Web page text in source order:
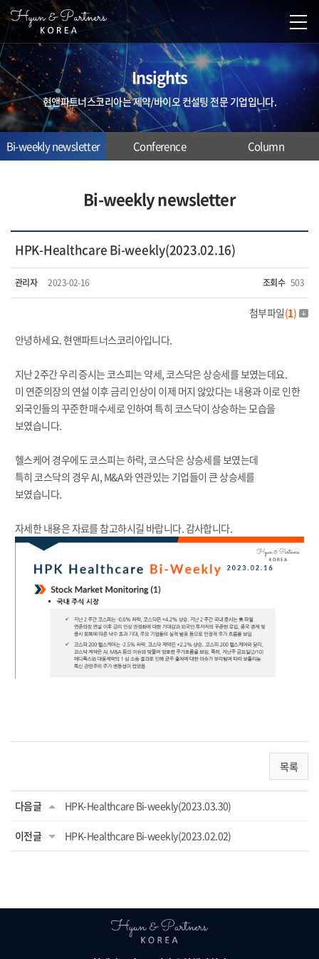
Insights
현앤파트너스코리아는 제약/바이오 컨설팅 전문 기업입니다.
Bi-weekly newsletter Conference Column
Bi-weekly newsletter
HPK-Healthcare Bi-weekly(2023.02.16)
관리자 2023-02-16 조회수 503
첨부파일(1)
안녕하세요. 현앤파트너스코리아입니다.
지난 2주간 우리 증시는 코스피는 약세, 코스닥은 상승세를 보였는데요.
미 연준의장의 연설 이후 금리 인상이 이제 머지 않았다는 내용과 이로 인한
외국인들의 꾸준한 매수세로 인하여 특히 코스닥이 상승하는 모습을
보였습니다.
헬스케어 경우에도 코스피는 하락, 코스닥은 상승세를 보였는데
특히 코스닥의 경우 AI, M&A와 연관있는 기업들이 큰 상승세를
보였습니다.
자세한 내용은 자료를 참고하시길 바랍니다. 감사합니다.
목록
다음글 HPK-Healthcare Bi-weekly(2023.03.30)
이전글 HPK-Healthcare Bi-weekly(2023.02.02)